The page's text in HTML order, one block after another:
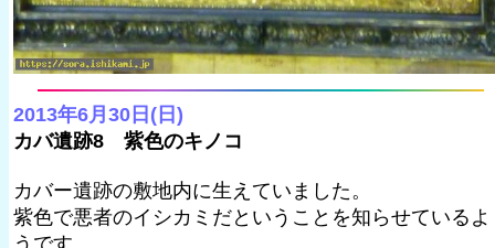
2013年6月30日(日)
カバ遺跡8 紫色のキノコ
カバー遺跡の敷地内に生えていました。
紫色で悪者のイシカミだということを知らせているよ